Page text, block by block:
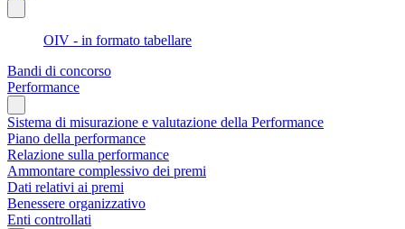
OIV - in formato tabellare
Bandi di concorso
Performance
Sistema di misurazione e valutazione della Performance
Piano della performance
Relazione sulla performance
Ammontare complessivo dei premi
Dati relativi ai premi
Benessere organizzativo
Enti controllati